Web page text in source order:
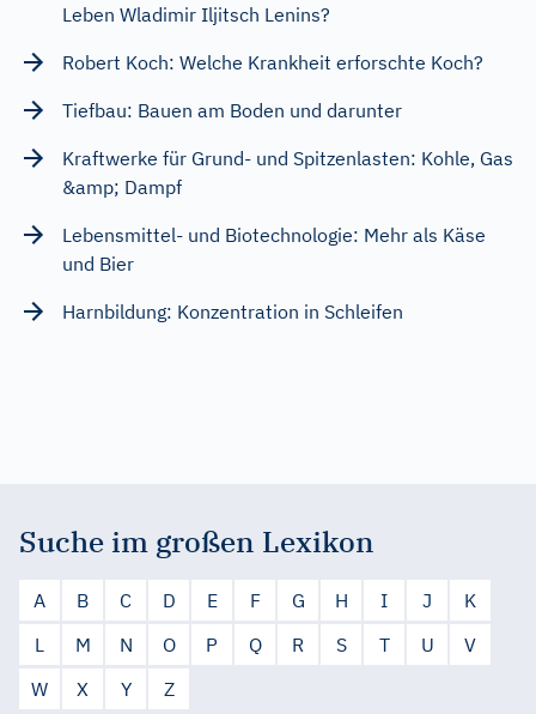
Leben Wladimir Iljitsch Lenins?
Robert Koch: Welche Krankheit erforschte Koch?
Tiefbau: Bauen am Boden und darunter
Kraftwerke für Grund- und Spitzenlasten: Kohle, Gas
&amp; Dampf
Lebensmittel- und Biotechnologie: Mehr als Käse
und Bier
Harnbildung: Konzentration in Schleifen
Suche im großen Lexikon
A B C D E F G H I J
K
L
M N O P Q R S T U
V
W
X Y Z